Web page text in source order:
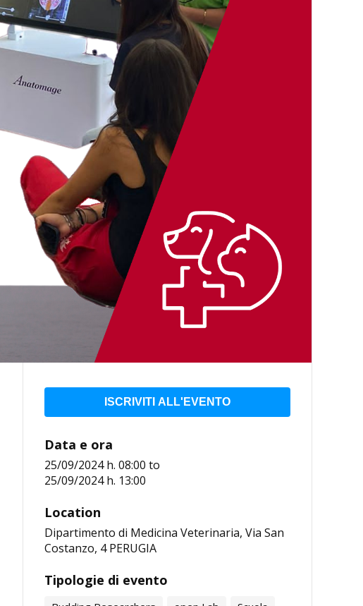
ISCRIVITI ALL'EVENTO
Data e ora
25/09/2024 h. 08:00 to
25/09/2024 h. 13:00
Location
Dipartimento di Medicina Veterinaria, Via San
Costanzo, 4 PERUGIA
Tipologie di evento